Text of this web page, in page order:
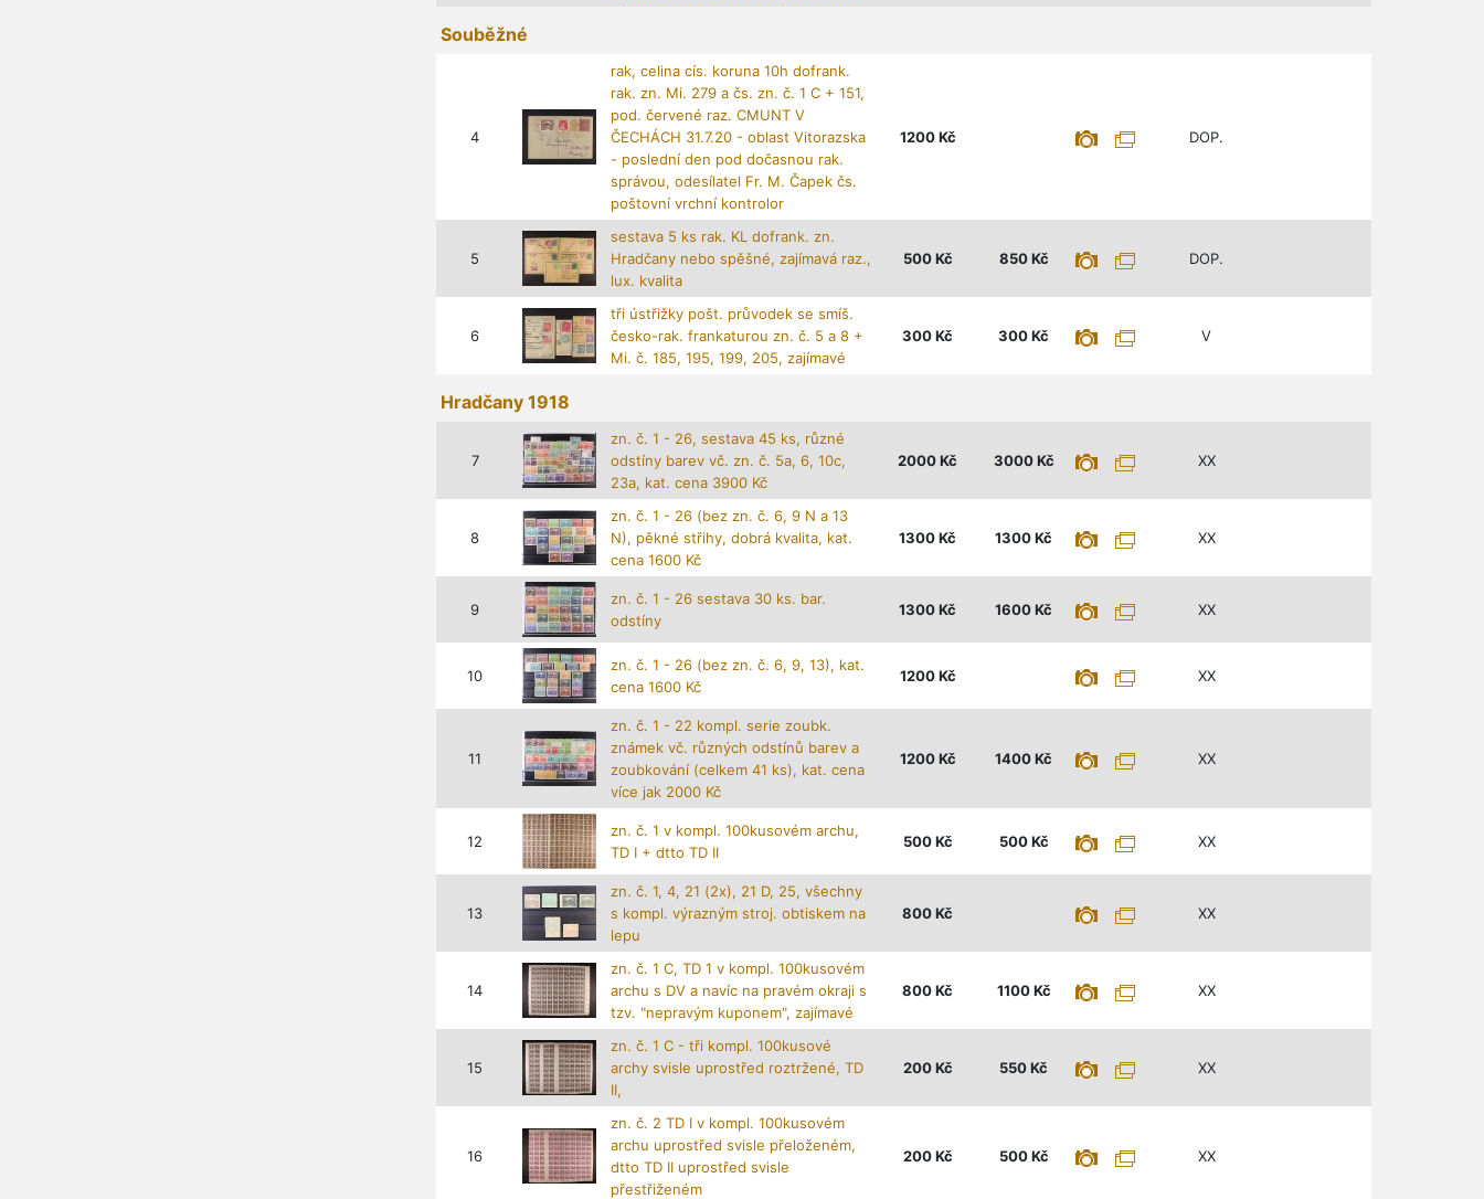
Souběžné
4
rak, celina cís. koruna 10h dofrank.
rak. zn. Mi. 279 a čs. zn. č. 1 C + 151,
pod. červené raz. CMUNT V
ČECHÁCH 31.7.20 - oblast Vitorazska
- poslední den pod dočasnou rak.
správou, odesílatel Fr. M. Čapek čs.
poštovní vrchní kontrolor
1200 Kč DOP.
5
sestava 5 ks rak. KL dofrank. zn.
Hradčany nebo spěšné, zajímavá raz.,
lux. kvalita
500 Kč 850 Kč DOP.
6
tři ústřižky pošt. průvodek se smíš.
česko-rak. frankaturou zn. č. 5 a 8 +
Mi. č. 185, 195, 199, 205, zajímavé
300Kč 300Kč V
Hradčany 1918
7
zn. č. 1 - 26, sestava 45 ks, různé
odstíny barev vč. zn. č. 5a, 6, 10c,
23a, kat. cena 3900 Kč
2000Kč 3000 Kč XX
8
zn. č. 1 - 26 (bez zn. č. 6, 9 N a 13
N), pěkné střihy, dobrá kvalita, kat.
cena 1600 Kč
1300Kč 1300Kč XX
9
zn. č. 1 - 26 sestava 30 ks. bar.
odstíny
1300Kč 1600Kč XX
10
zn. č. 1 - 26 (bez zn. č. 6, 9, 13), kat.
cena 1600 Kč
1200 Kč XX
11
zn. č. 1 - 22 kompl. serie zoubk.
známek vč. různých odstínů barev a
zoubkování (celkem 41 ks), kat. cena
více jak 2000 Kč
1200 Kč 1400Kč XX
12
zn. č. 1 v kompl. 100kusovém archu,
TD I + dtto TD II
500 Kč 500 Kč XX
13
zn. č. 1, 4, 21 (2x), 21 D, 25, všechny
s kompl. výrazným stroj. obtiskem na
lepu
800Kč XX
14
zn. č. 1 C, TD 1 v kompl. 100kusovém
archu s DV a navíc na pravém okraji s
tzv. "nepravým kuponem", zajímavé
800Kč 1100 Kč XX
15
zn. č. 1 C - tři kompl. 100kusové
archy svisle uprostřed roztržené, TD
II,
200 Kč 550Kč XX
16
zn. č. 2 TD I v kompl. 100kusovém
archu uprostřed svisle přeloženém,
dtto TD II uprostřed svisle
přestřiženém
200 Kč 500 Kč XX